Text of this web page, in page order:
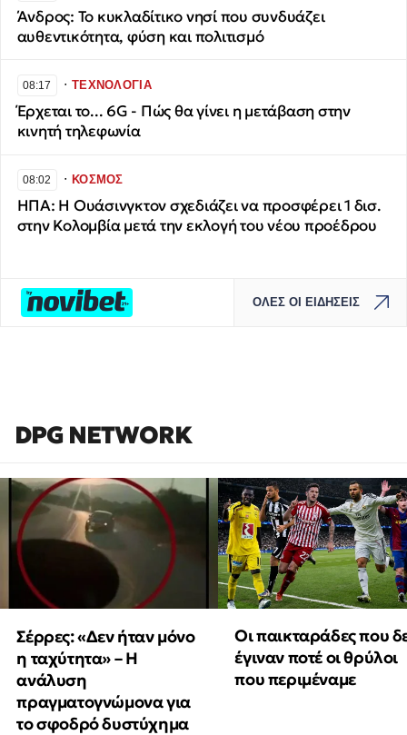
Άνδρος: Το κυκλαδίτικο νησί που συνδυάζει
αυθεντικότητα, φύση και πολιτισμό
08:17 ∙ΤΕΧΝΟΛΟΓΙΑ
Έρχεται το... 6G - Πώς θα γίνει η μετάβαση στην
κινητή τηλεφωνία
08:02 ∙ΚΟΣΜΟΣ
ΗΠΑ: Η Ουάσινγκτον σχεδιάζει να προσφέρει 1 δισ.
στην Κολομβία μετά την εκλογή του νέου προέδρου
ΟΛΕΣ ΟΙ ΕΙΔΗΣΕΙΣ
DPG NETWORK
Σέρρες: «Δεν ήταν μόνο
η ταχύτητα» – Η
ανάλυση
πραγματογνώμονα για
το σφοδρό δυστύχημα
Οι παικταράδες που
έγιναν ποτέ οι θρύλοι
που περιμέναμε